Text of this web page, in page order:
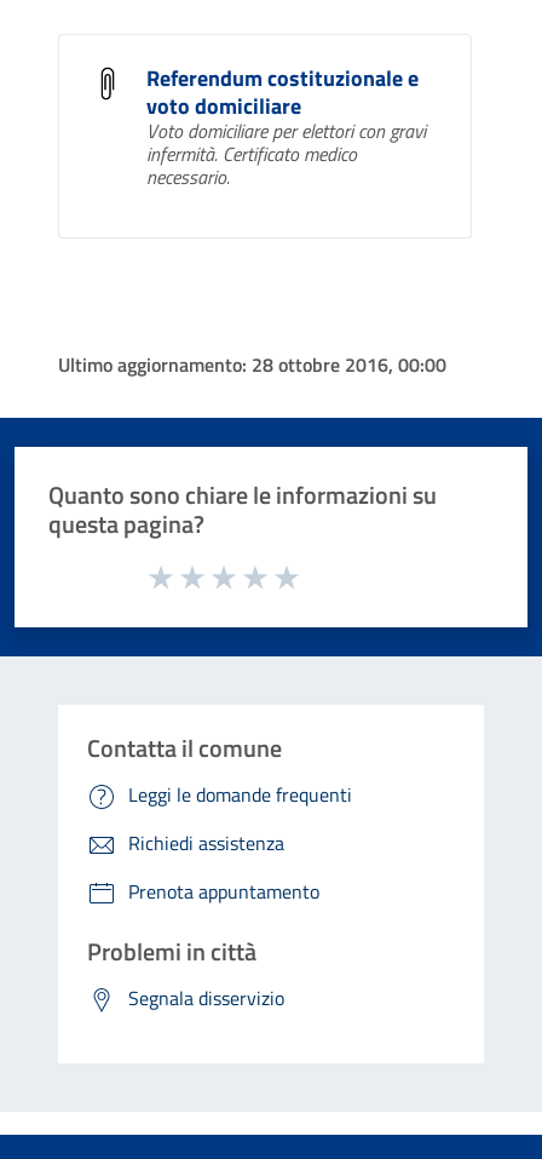
Referendum costituzionale e
voto domiciliare
Voto domiciliare per elettori con gravi
infermità. Certificato medico
necessario.
Ultimo aggiornamento: 28 ottobre 2016, 00:00
Quanto sono chiare le informazioni su
questa pagina?
Valuta da 1 a 5 stelle la pagina
Contatta il comune
Leggi le domande frequenti
Richiedi assistenza
Prenota appuntamento
Problemi in città
Segnala disservizio